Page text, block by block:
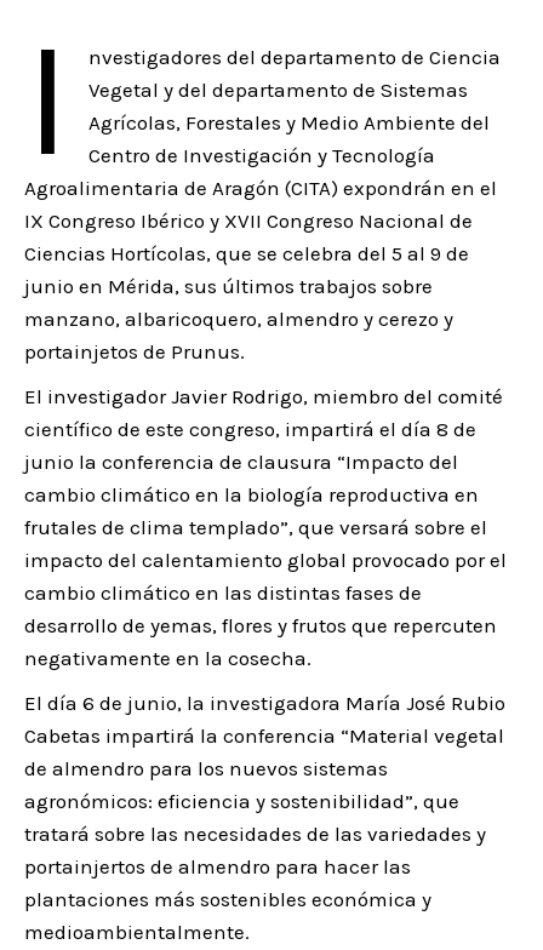
I
nvestigadores del departamento de Ciencia
Vegetal y del departamento de Sistemas
Agrícolas, Forestales y Medio Ambiente del
Centro de Investigación y Tecnología
Agroalimentaria de Aragón (CITA) expondrán en el
IX Congreso Ibérico y XVII Congreso Nacional de
Ciencias Hortícolas, que se celebra del 5 al 9 de
junio en Mérida, sus últimos trabajos sobre
manzano, albaricoquero, almendro y cerezo y
portainjetos de Prunus.
El investigador Javier Rodrigo, miembro del comité
científico de este congreso, impartirá el día 8 de
junio la conferencia de clausura “Impacto del
cambio climático en la biología reproductiva en
frutales de clima templado”, que versará sobre el
impacto del calentamiento global provocado por el
cambio climático en las distintas fases de
desarrollo de yemas, flores y frutos que repercuten
negativamente en la cosecha.
El día 6 de junio, la investigadora María José Rubio
Cabetas impartirá la conferencia “Material vegetal
de almendro para los nuevos sistemas
agronómicos: eficiencia y sostenibilidad”, que
tratará sobre las necesidades de las variedades y
portainjertos de almendro para hacer las
plantaciones más sostenibles económica y
medioambientalmente.